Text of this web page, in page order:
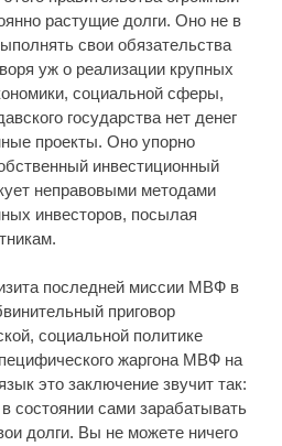
растущие долги. Оно не в
свои обязательства
уж о реализации крупных
социальной сферы,
государства нет денег
проекты. Оно упорно
инвестиционный
неправовыми методами
инвесторов, посылая
последней миссии МВФ в
приговор
социальной политике
жаргона МВФ на
это заключение звучит так:
сами зарабатывать
долги. Вы не можете ничего